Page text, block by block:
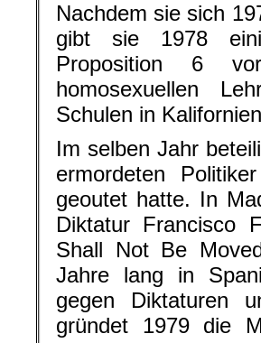
Nachdem sie sich
gibt sie 1978
Proposition 6
homosexuellen
Schulen in
Im selben Jahr
ermordeten
geoutet hatte. In
Diktatur Francisco
Shall Not Be
Jahre lang in
gegen Diktaturen
gründet 1979 die